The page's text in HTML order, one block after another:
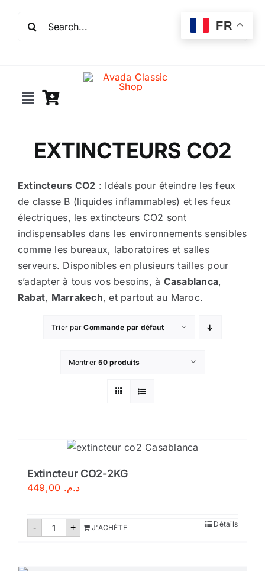
Toggle
Robinet incendie
Détection incendie
Sécurité incendie
BOUTIQUE
EXTINCTEURS CO2
Extincteurs CO2 : Idéals pour éteindre les feux
de classe B (liquides inflammables) et les feux
électriques, les extincteurs CO2 sont
indispensables dans les environnements sensibles
comme les bureaux, laboratoires et salles
serveurs. Disponibles en plusieurs tailles pour
s’adapter à tous vos besoins, à Casablanca,
Rabat, Marrakech, et partout au Maroc.
Trier parCommande par défaut
Montrer50 produits
Extincteur CO2-2KG
د.م.
- quantité
+ J'ACHÈTE Détails
FR